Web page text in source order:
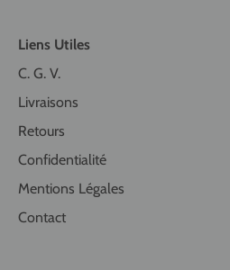
Liens Utiles
C. G. V.
Livraisons
Retours
Confidentialité
Mentions Légales
Contact